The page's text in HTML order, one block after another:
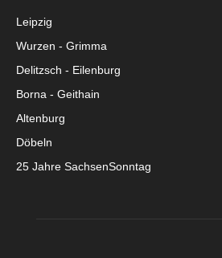
Leipzig
Wurzen - Grimma
Delitzsch - Eilenburg
Borna - Geithain
Altenburg
Döbeln
25 Jahre SachsenSonntag